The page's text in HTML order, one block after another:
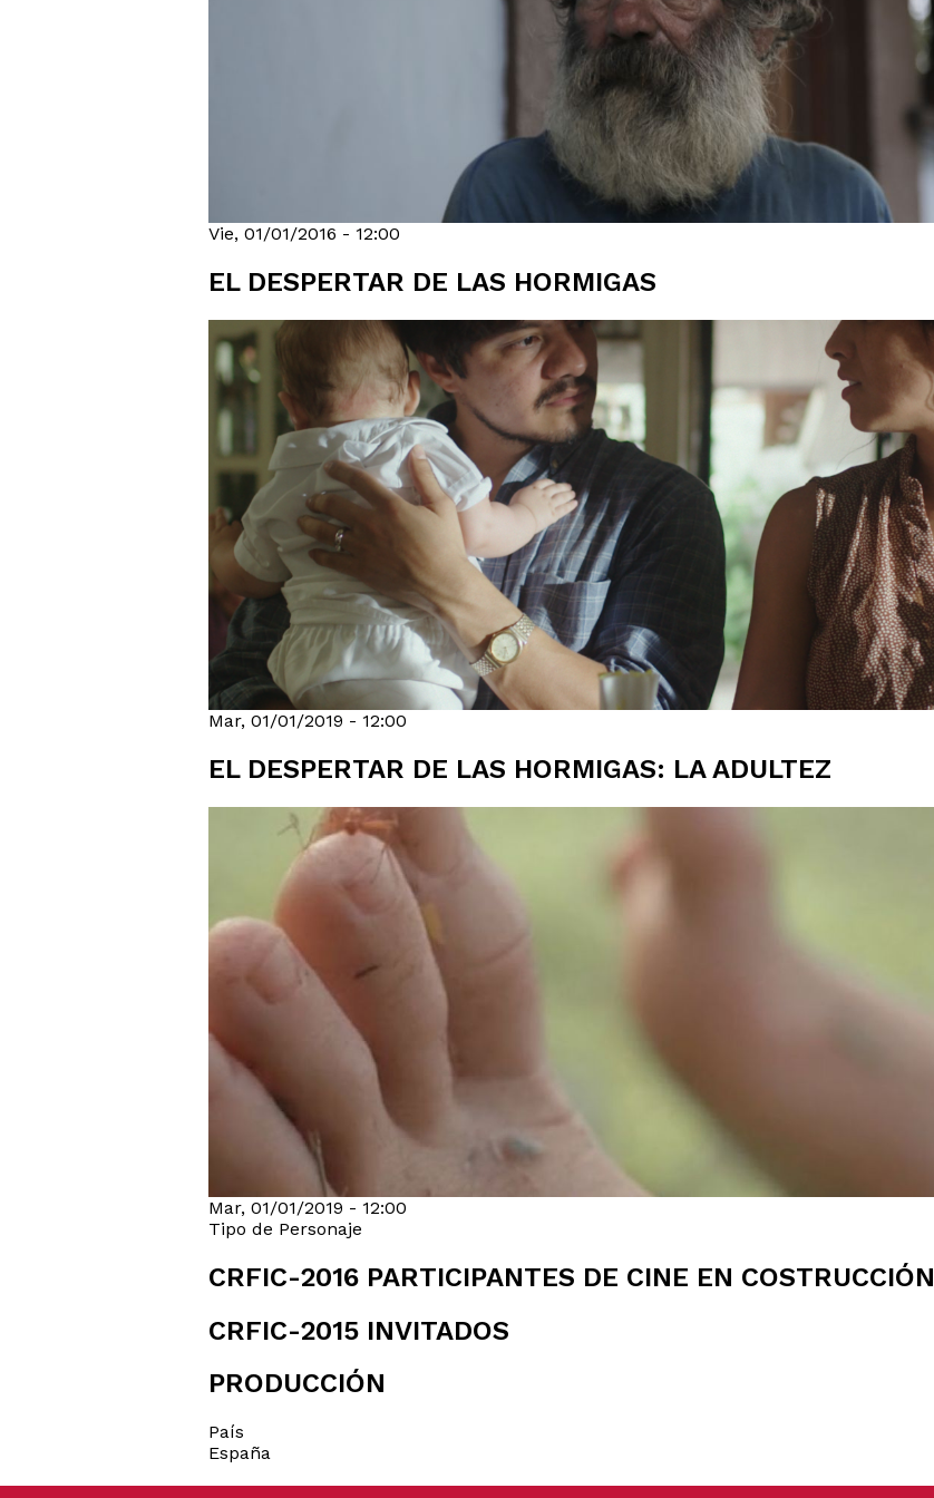
Vie, 01/01/2016 - 12:00
EL DESPERTAR DE LAS HORMIGAS
Mar, 01/01/2019 - 12:00
EL DESPERTAR DE LAS HORMIGAS: LA ADULTEZ
Mar, 01/01/2019 - 12:00
Tipo de Personaje
CRFIC-2016 PARTICIPANTES DE CINE EN COSTRUCCIÓN
CRFIC-2015 INVITADOS
PRODUCCIÓN
País
España